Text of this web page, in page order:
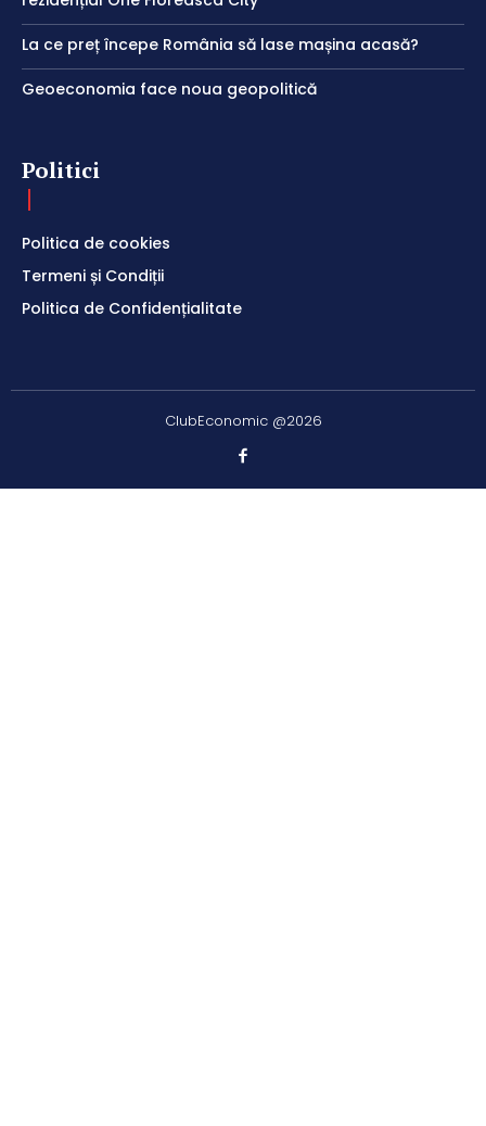
La ce preț începe România să lase mașina acasă?
Geoeconomia face noua geopolitică
Politici
Politica de cookies
Termeni și Condiții
Politica de Confidențialitate
ClubEconomic @2026